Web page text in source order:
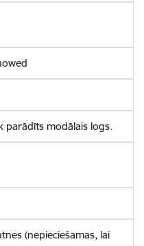
parādīts modālais logs.
(nepieciešamas, lai